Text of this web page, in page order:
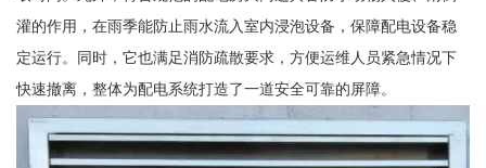
灌的作用，在雨季能防止雨水流入室内浸泡设备，保障配电设备稳
定运行。同时，它也满足消防疏散要求，方便运维人员紧急情况下
快速撤离，整体为配电系统打造了一道安全可靠的屏障。